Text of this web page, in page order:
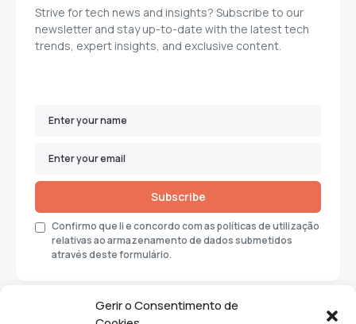
Gerir o Consentimento de
Strive for tech news and insights? Subscribe to our
newsletter and stay up-to-date with the latest tech
trends, expert insights, and exclusive content.
Subscribe
Confirmo que li e concordo com as políticas de utilização
relativas ao armazenamento de dados submetidos
através deste formulário.